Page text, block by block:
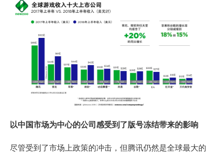
以中国市场为中心的公司感受到了版号冻结带来的影响
尽管受到了市场上政策的冲击，但腾讯仍然是全球最大的